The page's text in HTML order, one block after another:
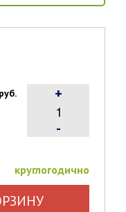
-
+
круглогодично